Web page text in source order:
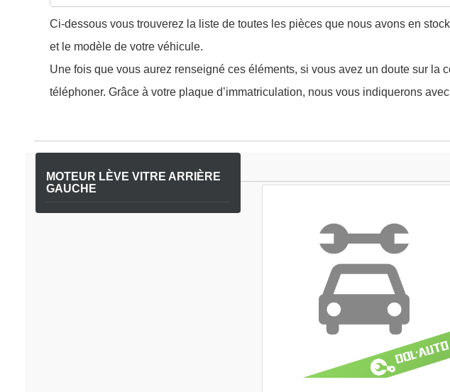
Ci-dessous vous trouverez la liste de toutes les pièces que nous avons en
et le modèle de votre véhicule.
Une fois que vous aurez renseigné ces éléments, si vous avez un doute sur la
téléphoner. Grâce à votre plaque d’immatriculation, nous vous indiquerons
MOTEUR LÈVE VITRE ARRIÈRE
GAUCHE